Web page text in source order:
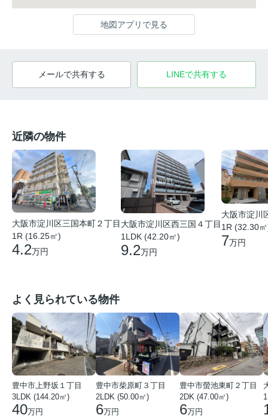
地図アプリで見る
メールで共有する LINEで共有する
近隣の物件
大阪市淀川区三国本町２丁目
1R (16.25㎡)
4.2万円
大阪市淀川区西三国４丁目
1LDK (42.20㎡)
9.2万円
大阪市淀川
1R (32.30
7万円
よく見られている物件
豊中市上野坂１丁目
3LDK (144.20㎡)
40万円
豊中市柴原町３丁目
2LDK (50.00㎡)
6万円
豊中市螢池東町２丁目
2DK (47.00㎡)
6万円